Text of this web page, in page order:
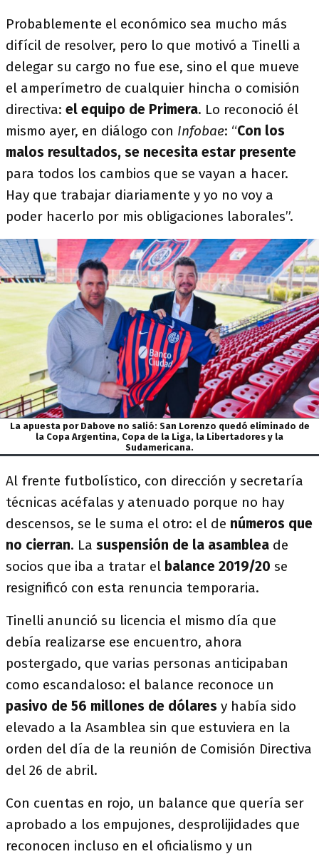
Probablemente el económico sea mucho más
difícil de resolver, pero lo que motivó a Tinelli a
delegar su cargo no fue ese, sino el que mueve
el amperímetro de cualquier hincha o comisión
directiva: el equipo de Primera. Lo reconoció él
mismo ayer, en diálogo con Infobae: “Con los
malos resultados, se necesita estar presente
para todos los cambios que se vayan a hacer.
Hay que trabajar diariamente y yo no voy a
poder hacerlo por mis obligaciones laborales”.
La apuesta por Dabove no salió: San Lorenzo quedó eliminado de
la Copa Argentina, Copa de la Liga, la Libertadores y la
Sudamericana.
Al frente futbolístico, con dirección y secretaría
técnicas acéfalas y atenuado porque no hay
descensos, se le suma el otro: el de números que
no cierran. La suspensión de la asamblea de
socios que iba a tratar el balance 2019/20 se
resignificó con esta renuncia temporaria.
Tinelli anunció su licencia el mismo día que
debía realizarse ese encuentro, ahora
postergado, que varias personas anticipaban
como escandaloso: el balance reconoce un
pasivo de 56 millones de dólares y había sido
elevado a la Asamblea sin que estuviera en la
orden del día de la reunión de Comisión Directiva
del 26 de abril.
Con cuentas en rojo, un balance que quería ser
aprobado a los empujones, desprolijidades que
reconocen incluso en el oficialismo y un